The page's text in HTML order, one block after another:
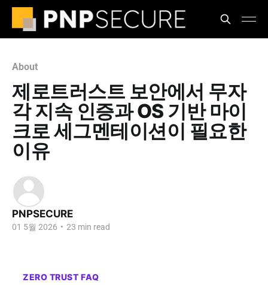
About
제로트러스트 보안에서 무자
각 지속 인증과 OS 기반 마이
크로 세그멘테이션이 필요한
이유
PNPSECURE
01 5월 2026 • 23 min read
ZERO TRUST FAQ